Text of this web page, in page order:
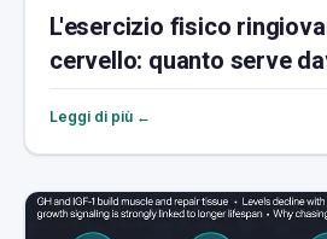
L'esercizio fisico
cervello: quanto serve
Leggi di più ←